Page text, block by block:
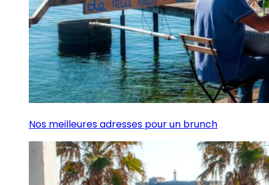
Nos meilleures adresses pour un brunch